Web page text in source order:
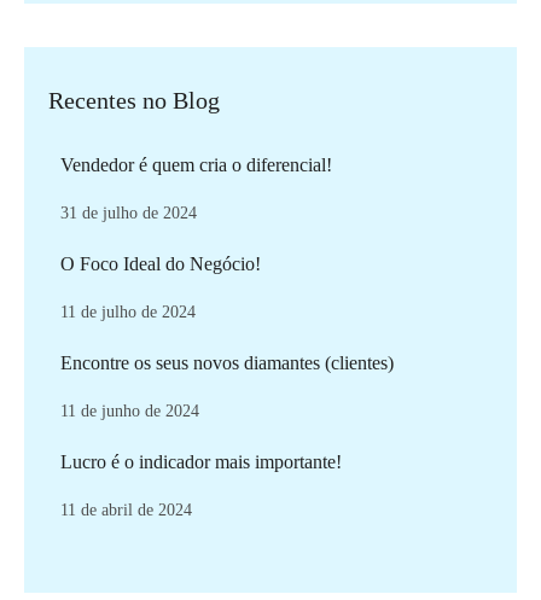
Recentes no Blog
Vendedor é quem cria o diferencial!
31 de julho de 2024
O Foco Ideal do Negócio!
11 de julho de 2024
Encontre os seus novos diamantes (clientes)
11 de junho de 2024
Lucro é o indicador mais importante!
11 de abril de 2024